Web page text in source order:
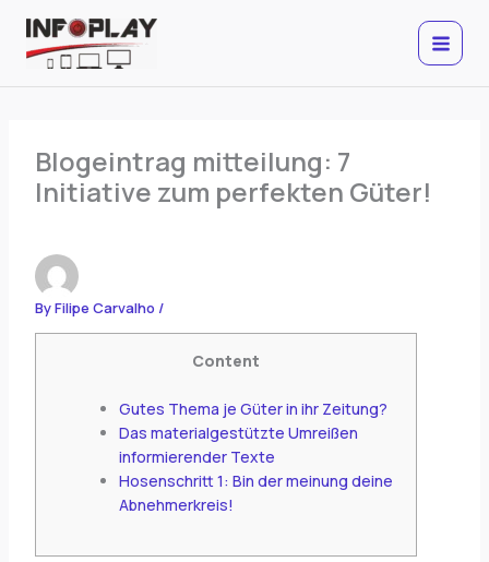
content
Blogeintrag mitteilung: 7
Initiative zum perfekten Güter!
ByFilipe Carvalho /
Content
Gutes Thema je Güter in ihr Zeitung?
Das materialgestützte Umreißen
informierender Texte
Hosenschritt 1: Bin der meinung deine
Abnehmerkreis!